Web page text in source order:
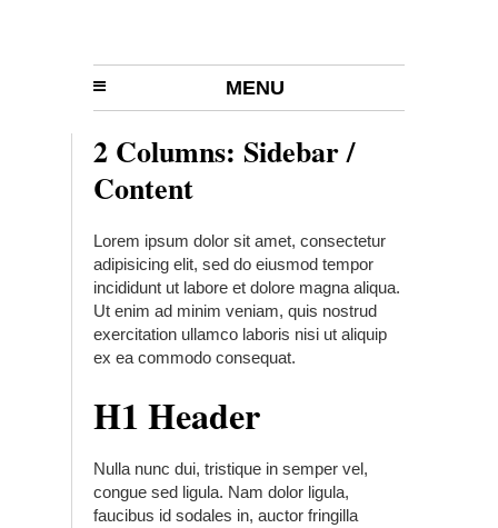
MENU
2 Columns: Sidebar /
Content
Lorem ipsum dolor sit amet, consectetur
adipisicing elit, sed do eiusmod tempor
incididunt ut labore et dolore magna aliqua.
Ut enim ad minim veniam, quis nostrud
exercitation ullamco laboris nisi ut aliquip
ex ea commodo consequat.
H1 Header
Nulla nunc dui, tristique in semper vel,
congue sed ligula. Nam dolor ligula,
faucibus id sodales in, auctor fringilla